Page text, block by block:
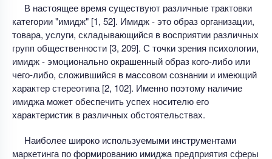
В настоящее время существуют различные трактовки
категории "имидж" [1, 52]. Имидж - это образ организации,
товара, услуги, складывающийся в восприятии различных
групп общественности [3, 209]. С точки зрения психологии,
имидж - эмоционально окрашенный образ кого-либо или
чего-либо, сложившийся в массовом сознании и имеющий
характер стереотипа [2, 102]. Именно поэтому наличие
имиджа может обеспечить успех носителю его
характеристик в различных обстоятельствах.
Наиболее широко используемыми инструментами
маркетинга по формированию имиджа предприятия сферы